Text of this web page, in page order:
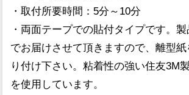
・取付所要時間：5分～10分
・両面テープでの貼付タイプです。
でお届けさせて頂きますので、離型
り付け下さい。粘着性の強い住友3M
を使用しています。